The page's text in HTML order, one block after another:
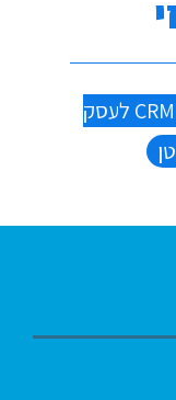
תוכנת CRM לעסק